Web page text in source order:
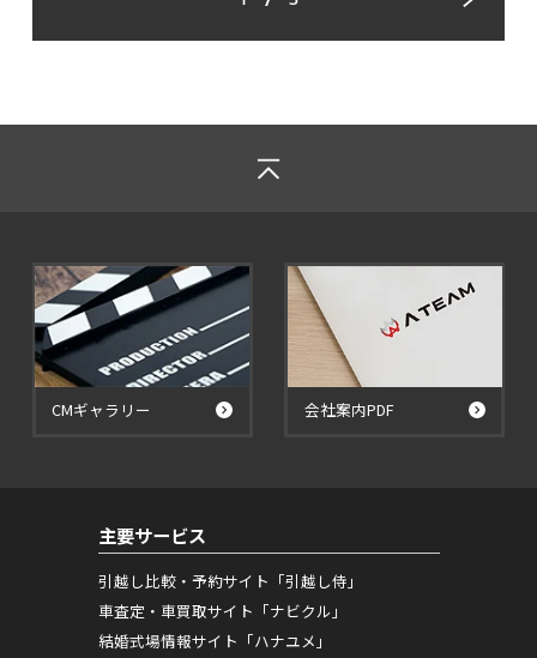
CMギャラリー 会社案内PDF
主要サービス
引越し比較・予約サイト「引越し侍」
車査定・車買取サイト「ナビクル」
結婚式場情報サイト「ハナユメ」